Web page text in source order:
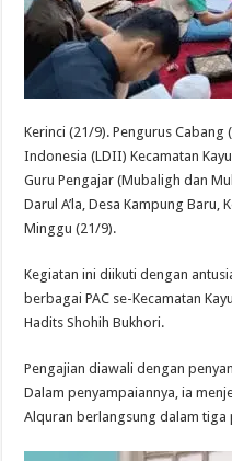
Kerinci (21/9). Pengurus Cabang
Indonesia (LDII) Kecamatan
Guru Pengajar (Mubaligh dan
Darul A’la, Desa Kampung Baru,
Minggu (21/9).
Kegiatan ini diikuti dengan
berbagai PAC se-Kecamatan
Hadits Shohih Bukhori.
Pengajian diawali dengan
Dalam penyampaiannya, ia
Alquran berlangsung dalam